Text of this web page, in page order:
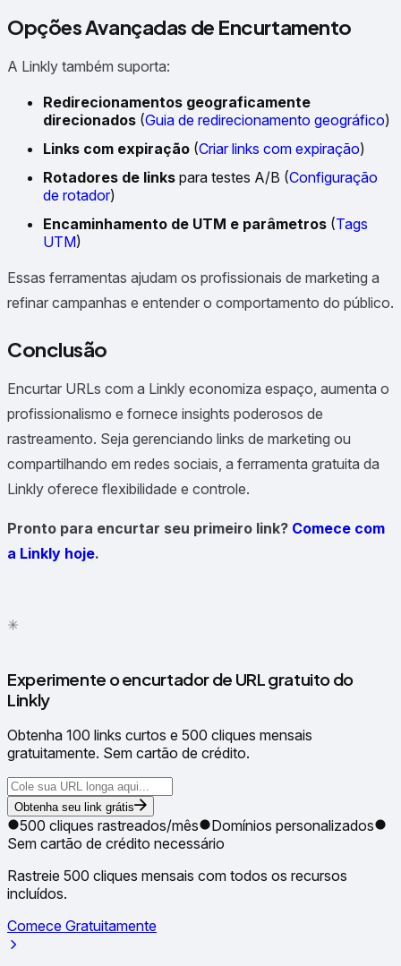
Opções Avançadas de Encurtamento
A Linkly também suporta:
Redirecionamentos geograficamente
direcionados (Guia de redirecionamento geográfico)
Links com expiração (Criar links com expiração)
Rotadores de links para testes A/B (Configuração
de rotador)
Encaminhamento de UTM e parâmetros (Tags
UTM)
Essas ferramentas ajudam os profissionais de marketing a
refinar campanhas e entender o comportamento do público.
Conclusão
Encurtar URLs com a Linkly economiza espaço, aumenta o
profissionalismo e fornece insights poderosos de
rastreamento. Seja gerenciando links de marketing ou
compartilhando em redes sociais, a ferramenta gratuita da
Linkly oferece flexibilidade e controle.
Pronto para encurtar seu primeiro link? Comece com
a Linkly hoje.
✳
Experimente o encurtador de URL gratuito do
Linkly
Obtenha 100 links curtos e 500 cliques mensais
gratuitamente. Sem cartão de crédito.
Obtenha seu link grátis
500 cliques rastreados/mês
Domínios personalizados
Sem cartão de crédito necessário
Rastreie 500 cliques mensais com todos os recursos
incluídos.
Comece Gratuitamente